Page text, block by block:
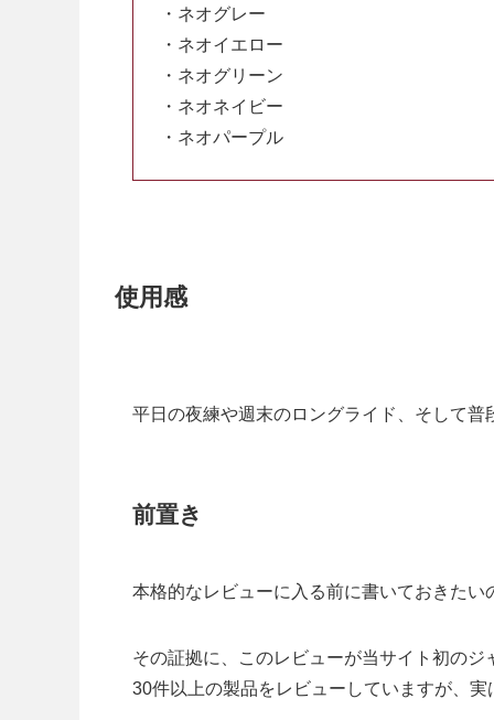
・ネオグレー
・ネオイエロー
・ネオグリーン
・ネオネイビー
・ネオパープル
使用感
平日の夜練や週末のロングライド、そして普
前置き
本格的なレビューに入る前に書いておきたい
その証拠に、このレビューが当サイト初の
30件以上の製品をレビューしていますが、